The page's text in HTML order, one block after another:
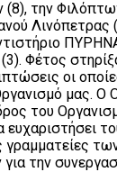
την
Λινόπετρας
Φέτος
οι
μας. Ο
του
ευχαριστήσει
γραμματείες
την